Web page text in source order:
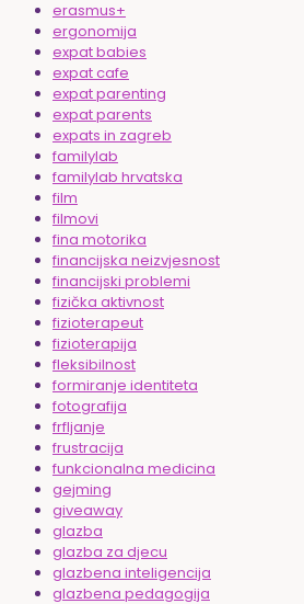
erasmus+
ergonomija
expat babies
expat cafe
expat parenting
expat parents
expats in zagreb
familylab
familylab hrvatska
film
filmovi
fina motorika
financijska neizvjesnost
financijski problemi
fizička aktivnost
fizioterapeut
fizioterapija
fleksibilnost
formiranje identiteta
fotografija
frfljanje
frustracija
funkcionalna medicina
gejming
giveaway
glazba
glazba za djecu
glazbena inteligencija
glazbena pedagogija